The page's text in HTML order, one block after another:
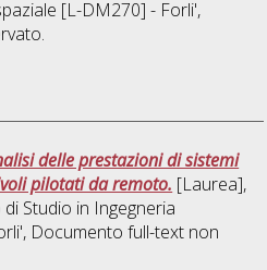
[L-DM270] - Forli',
delle prestazioni di sistemi
pilotati da remoto. [Laurea],
Studio in Ingegneria
, Documento full-text non